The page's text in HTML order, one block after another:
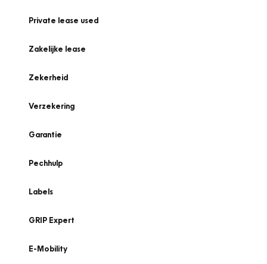
Private lease used
Zakelijke lease
Zekerheid
Verzekering
Garantie
Pechhulp
Labels
GRIP Expert
E-Mobility